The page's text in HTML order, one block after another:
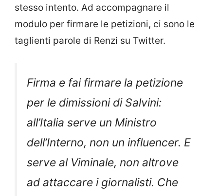
stesso intento. Ad accompagnare il
modulo per firmare le petizioni, ci sono le
taglienti parole di Renzi su Twitter.
Firma e fai firmare la petizione
per le dimissioni di Salvini:
all’Italia serve un Ministro
dell’Interno, non un influencer. E
serve al Viminale, non altrove
ad attaccare i giornalisti. Che